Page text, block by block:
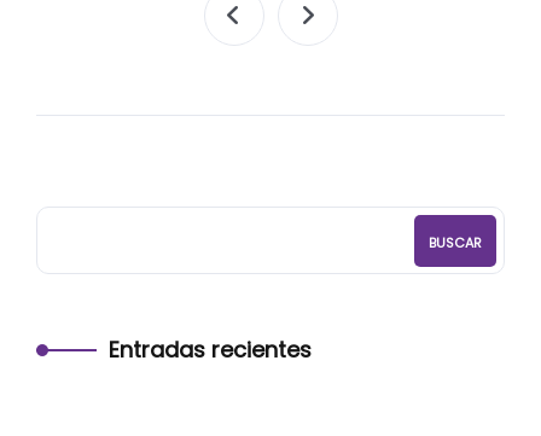
BUSCAR
Entradas recientes